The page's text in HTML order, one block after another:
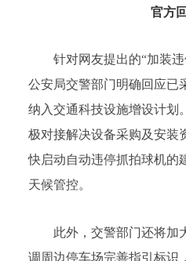
官方
针对网友提出的“加装
公安局交警部门明确回应已
纳入交通科技设施增设计划
极对接解决设备采购及安装
快启动自动违停抓拍球机的
天候管控。
此外，交警部门还将加
调周边停车场完善指引标识